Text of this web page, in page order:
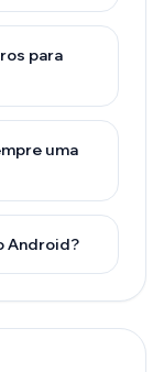
para
uma
Android?